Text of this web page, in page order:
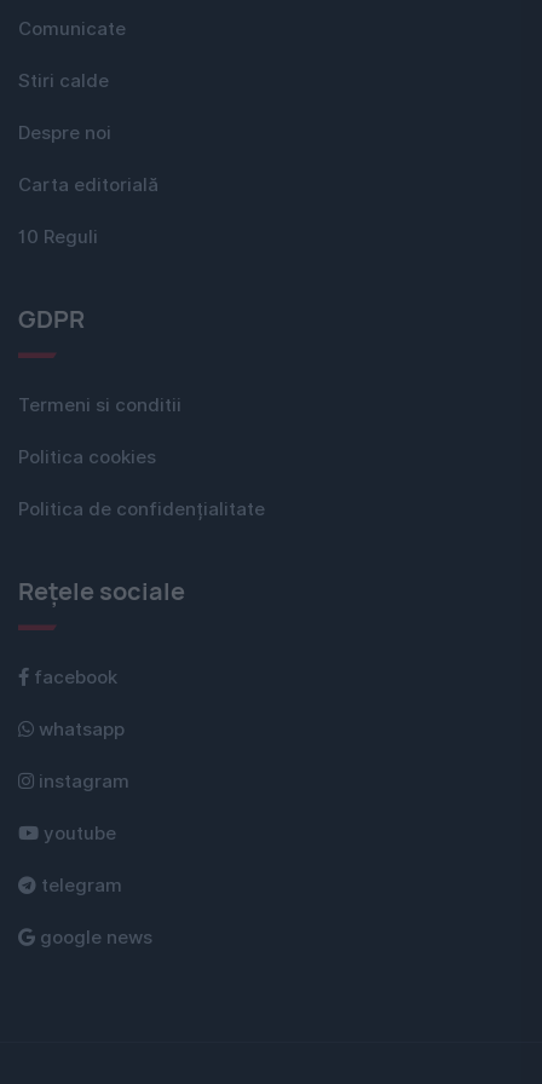
Comunicate
Stiri calde
Despre noi
Carta editorială
10 Reguli
GDPR
Termeni si conditii
Politica cookies
Politica de confidențialitate
Rețele sociale
facebook
whatsapp
instagram
youtube
telegram
google news